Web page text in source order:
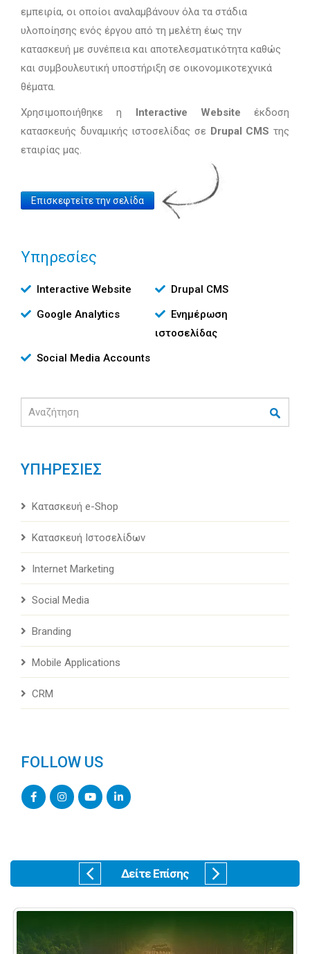
εμπειρία, οι οποίοι αναλαμβάνουν όλα τα στάδια
υλοποίησης ενός έργου από τη μελέτη έως την
κατασκευή με συνέπεια και αποτελεσματικότητα καθώς
και συμβουλευτική υποστήριξη σε οικονομικοτεχνικά
θέματα.
Χρησιμοποιήθηκε η Interactive Website έκδοση
κατασκευής δυναμικής ιστοσελίδας σε Drupal CMS της
εταιρίας μας.
Website
Επισκεφτείτε την σελίδα
Υπηρεσίες
Υπηρεσίες
Interactive Website
Drupal CMS
Google Analytics
Ενημέρωση
ιστοσελίδας
Social Media Accounts
ΥΠΗΡΕΣΙΕΣ
Κατασκευή e-Shop
Κατασκευή Ιστοσελίδων
Internet Marketing
Social Media
Branding
Mobile Applications
CRM
FOLLOW US
Δείτε Επίσης